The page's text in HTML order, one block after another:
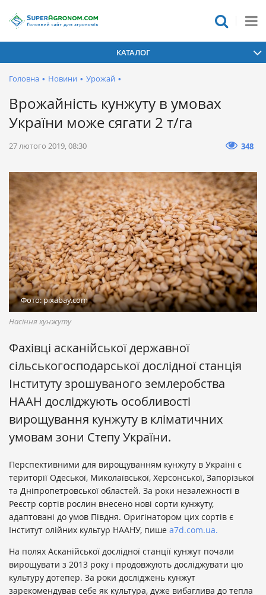
КАТАЛОГ
Головна • Новини • Урожай •
Врожайність кунжуту в умовах
України може сягати 2 т/га
27 лютого 2019, 08:30 348
Фото: pixabay.com
Насіння кунжуту
Фахівці асканійської державної
сільськогосподарської дослідної станція
Інституту зрошуваного землеробства
НААН досліджують особливості
вирощування кунжуту в кліматичних
умовам зони Степу України.
Перспективними для вирощуванням кунжуту в Україні є
території Одеської, Миколаївської, Херсонської, Запорізької
та Дніпропетровської областей. За роки незалежності в
Реєстр сортів рослин внесено нові сорти кунжуту,
адаптовані до умов Півдня. Оригінатором цих сортів є
Інститут олійних культур НААНУ, пише a7d.com.ua.
На полях Асканійської дослідної станції кунжут почали
вирощувати з 2013 року і продовжують досліджувати цю
культуру дотепер. За роки досліджень кунжут
зарекомендував себе як культура, дуже вибаглива до тепла